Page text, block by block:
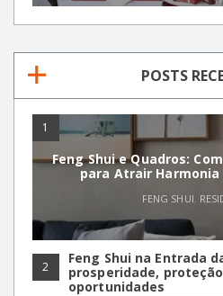
POSTS
1
Feng Shui e Quadros:
para Atrair Harmonia
FENG SHUI,
2
Feng Shui na Entrada
prosperidade,
oportunidades